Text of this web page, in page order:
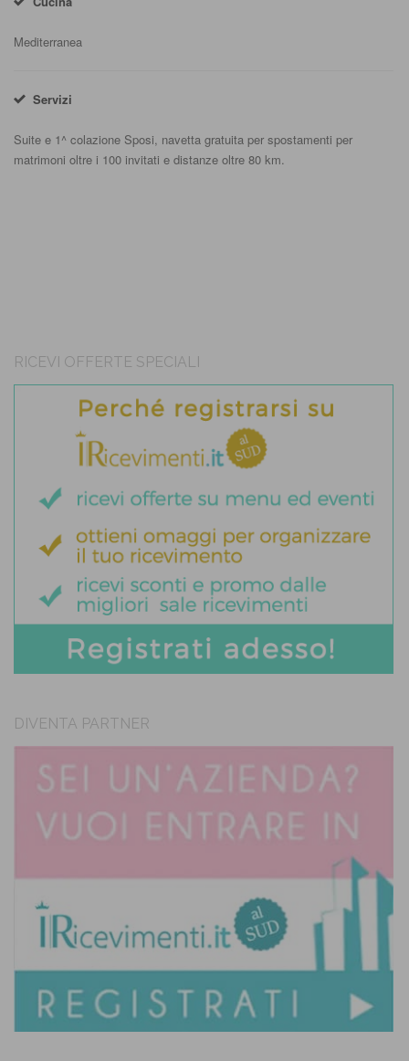
Mediterranea
Servizi
Suite e 1^ colazione Sposi, navetta gratuita per spostamenti per
matrimoni oltre i 100 invitati e distanze oltre 80 km.
RICEVI OFFERTE SPECIALI
DIVENTA PARTNER